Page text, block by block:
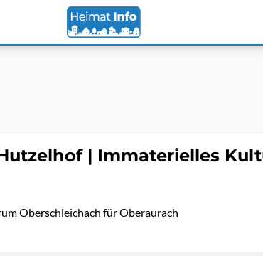
| Immaterielles
Oberschleichach für Oberaurach